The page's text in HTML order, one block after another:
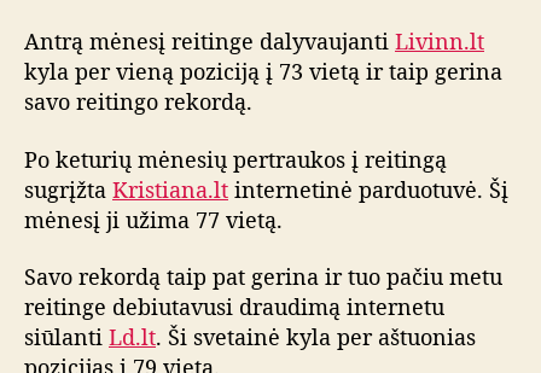
Antrą mėnesį reitinge dalyvaujanti Livinn.lt
kyla per vieną poziciją į 73 vietą ir taip gerina
savo reitingo rekordą.
Po keturių mėnesių pertraukos į reitingą
sugrįžta Kristiana.lt internetinė parduotuvė. Šį
mėnesį ji užima 77 vietą.
Savo rekordą taip pat gerina ir tuo pačiu metu
reitinge debiutavusi draudimą internetu
siūlanti Ld.lt. Ši svetainė kyla per aštuonias